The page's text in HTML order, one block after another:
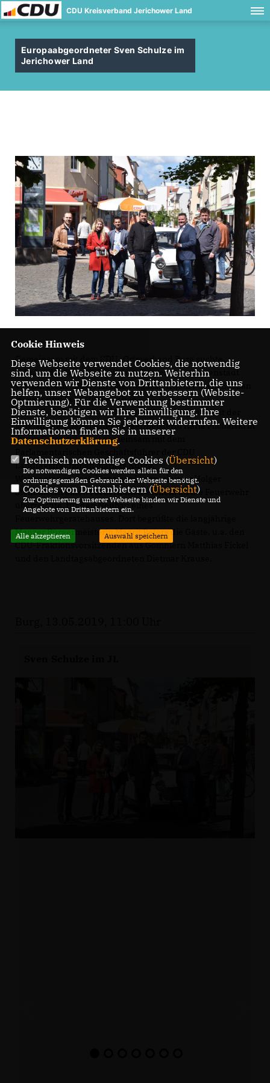
CDU Kreisverband Jerichower Land
Europaabgeordneter Sven Schulze im
Jerichower Land
Gemeinsam mit dem CDU -Ortsverband Burg suchte
Schulze das Gespräch mit dem Bürger in der Innenstadt
von Burg. Mit dabei Mareike Wagner, Artjom Pusch, Bastian
Hauser und Sebastian Fischer.
Anschließend gab es ein kurzes Arbeitsgespräch mit der
langjährigen Gerwischer Bürgermeisterin Karla Michalski in
ihrem Gemeindebüro gemeinsam mit dem
Landtagsfraktionen Markus Kurze.
Weiter ging es nach Menz, wo Innenminister Holger
Stahlknecht einen Fördermittelbescheid an die Feuerwehr
überreichte, für den Neubau eines
Menzer Bürgermeisterin Magrit Peters die Gäste, u.a. den
CDU-Fraktionsvorsitzenden aus Gommern Matthias Fickel
Cookie Hinweis
Diese Webseite verwendet Cookies, die notwendig
sind, um die Webseite zu nutzen. Weiterhin
verwenden wir Dienste von Drittanbietern, die uns
helfen, unser Webangebot zu verbessern (Website-
Optmierung). Für die Verwendung bestimmter
Dienste, benötigen wir Ihre Einwilligung. Ihre
Einwilligung können Sie jederzeit widerrufen. Weitere
Informationen finden Sie in unserer
Datenschutzerklärung.
Technisch notwendige Cookies (Übersicht)
Die notwendigen Cookies werden allein für den
ordnungsgemäßen Gebrauch der Webseite benötigt.
Cookies von Drittanbietern (Übersicht)
Zur Optimierung unserer Webseite binden wir Dienste und
Angebote von Drittanbietern ein.
Alle akzeptieren Auswahl speichern